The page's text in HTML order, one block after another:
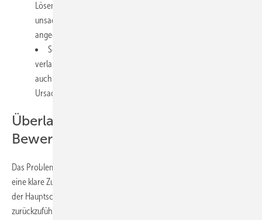
Lösemittel auf dem Türblatt und dem Pfosten" – eine
unsachgemäße Reinigung hatte die Pulverbeschichtung
angegriffen.
Schaden 3 - Anätzungen: "Mittig auf dem Blatt schräg
verlaufende Anätzungen von alkalischen Verschmutzungen" –
auch hier war eine chemische Einwirkung von außen die
Ursache.
Überlagernde Schäden erschweren
Bewertung
Das Problem bei diesem Fall: Die überlagernden Schäden machten
eine klare Zuordnung der Verantwortlichkeiten schwierig. Während
der Hauptschaden um die Rosette eindeutig auf einen Herstellerfehler
zurückzuführen war, entstanden die beiden anderen Schäden durch